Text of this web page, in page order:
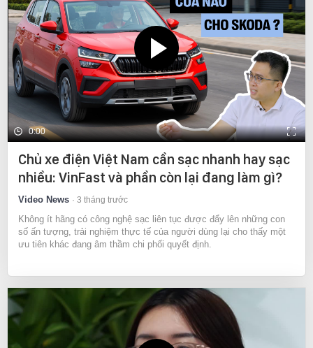
0:00
Chủ xe điện Việt Nam cần sạc nhanh hay sạc
nhiều: VinFast và phần còn lại đang làm gì?
Video News 3 tháng trước
Không ít hãng có công nghệ sạc liên tục được đẩy lên những con
số ấn tượng, trải nghiệm thực tế của người dùng lại cho thấy một
ưu tiên khác đang âm thầm chi phối quyết định.